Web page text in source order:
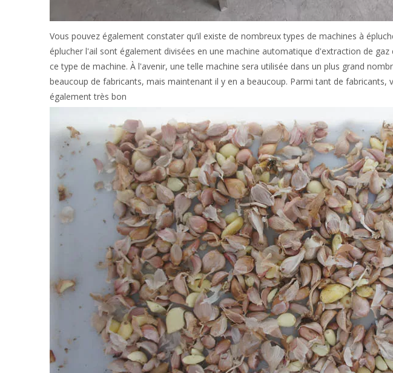
Vous pouvez également constater qu’il existe de nombreux types de machines à
éplucher l'ail sont également divisées en une machine automatique d'extraction de
ce type de machine. À l'avenir, une telle machine sera utilisée dans un plus grand
beaucoup de fabricants, mais maintenant il y en a beaucoup. Parmi tant de fabricants,
également très bon